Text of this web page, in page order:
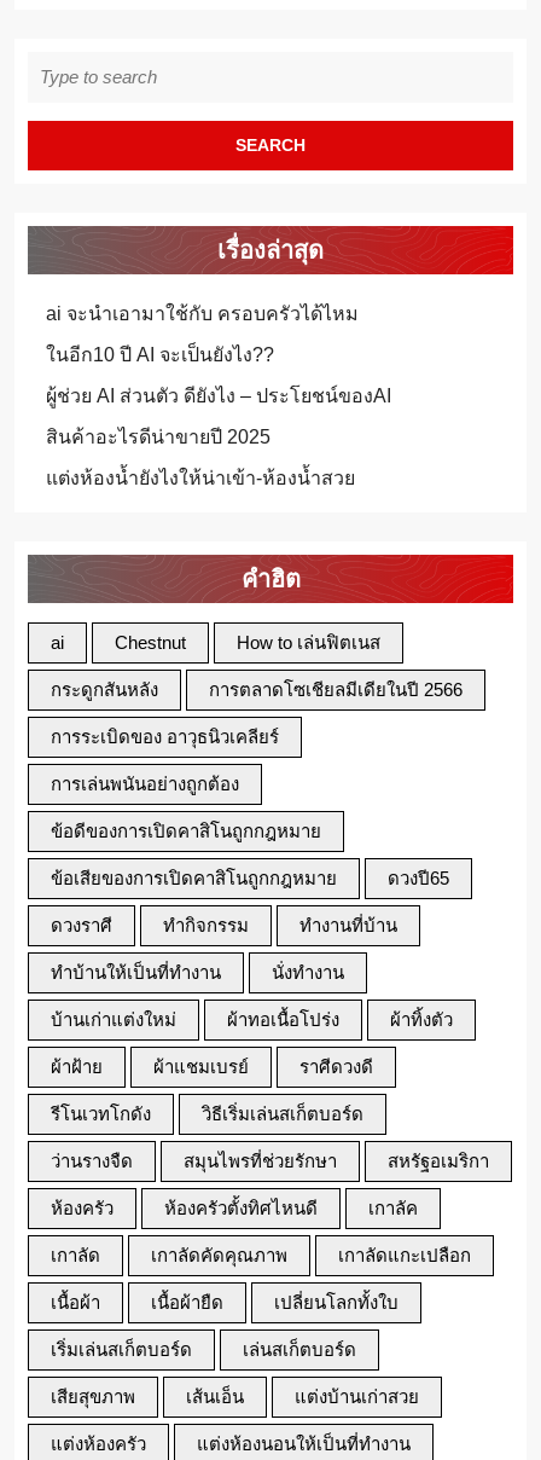
for:
เรื่องล่าสุด
ai จะนำเอามาใช้กับ ครอบครัวได้ไหม
ในอีก10 ปี AI จะเป็นยังไง??
ผู้ช่วย AI ส่วนตัว ดียังไง – ประโยชน์ของAI
สินค้าอะไรดีน่าขายปี 2025
แต่งห้องน้ำยังไงให้น่าเข้า-ห้องน้ำสวย
คำฮิต
ai Chestnut How to เล่นฟิตเนส
กระดูกสันหลัง การตลาดโซเชียลมีเดียในปี 2566
การระเบิดของ อาวุธนิวเคลียร์
การเล่นพนันอย่างถูกต้อง
ข้อดีของการเปิดคาสิโนถูกกฎหมาย
ข้อเสียของการเปิดคาสิโนถูกกฎหมาย ดวงปี65
ดวงราศี ทำกิจกรรม ทำงานที่บ้าน
ทำบ้านให้เป็นที่ทำงาน นั่งทำงาน
บ้านเก่าแต่งใหม่ ผ้าทอเนื้อโปร่ง ผ้าทิ้งตัว
ผ้าฝ้าย ผ้าแชมเบรย์ ราศีดวงดี
รีโนเวทโกดัง วิธีเริ่มเล่นสเก็ตบอร์ด
ว่านรางจืด สมุนไพรที่ช่วยรักษา สหรัฐอเมริกา
ห้องครัว ห้องครัวตั้งทิศไหนดี เกาลัค
เกาลัด เกาลัดคัดคุณภาพ เกาลัดแกะเปลือก
เนื้อผ้า เนื้อผ้ายืด เปลี่ยนโลกทั้งใบ
เริ่มเล่นสเก็ตบอร์ด เล่นสเก็ตบอร์ด
เสียสุขภาพ เส้นเอ็น แต่งบ้านเก่าสวย
แต่งห้องครัว แต่งห้องนอนให้เป็นที่ทำงาน